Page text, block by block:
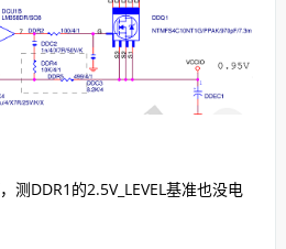
DDR1的2.5V_LEVEL基准也没电